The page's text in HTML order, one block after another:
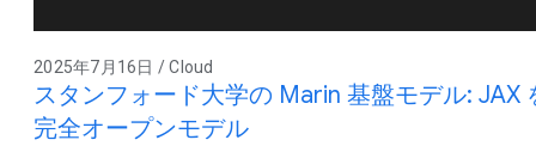
2025年7月16日 / Cloud
スタンフォード大学の Marin 基盤モデル: JAX
完全オープンモデル